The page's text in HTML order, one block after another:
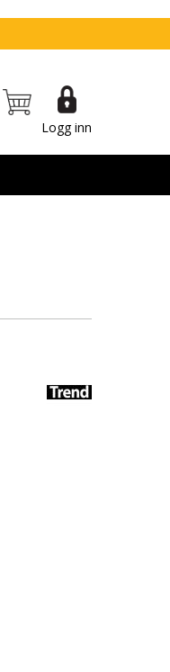
Logg inn